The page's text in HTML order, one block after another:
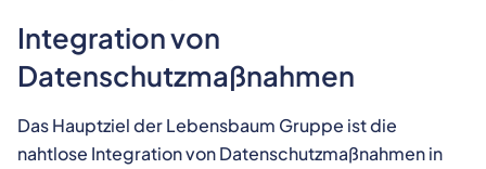
Integration von
Datenschutzmaßnahmen
Das Hauptziel der Lebensbaum Gruppe ist die
nahtlose Integration von Datenschutzmaßnahmen in